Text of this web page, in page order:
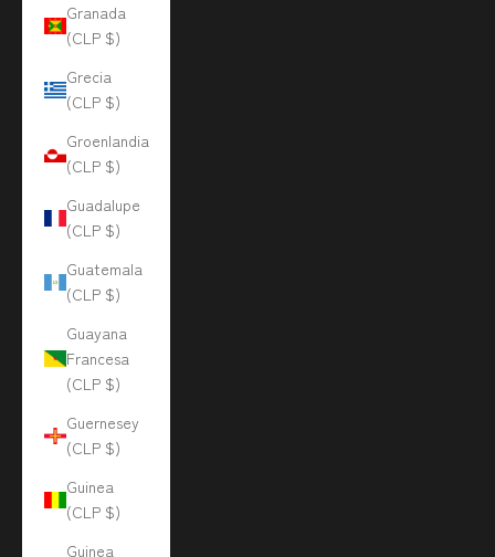
Granada
(CLP $)
Grecia
(CLP $)
Groenlandia
(CLP $)
Guadalupe
(CLP $)
Guatemala
(CLP $)
Guayana
Francesa
(CLP $)
Guernesey
(CLP $)
Guinea
(CLP $)
Guinea